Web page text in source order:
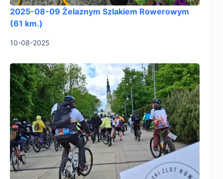
2025-08-09 Żelaznym Szlakiem Rowerowym
(61 km.)
10-08-2025